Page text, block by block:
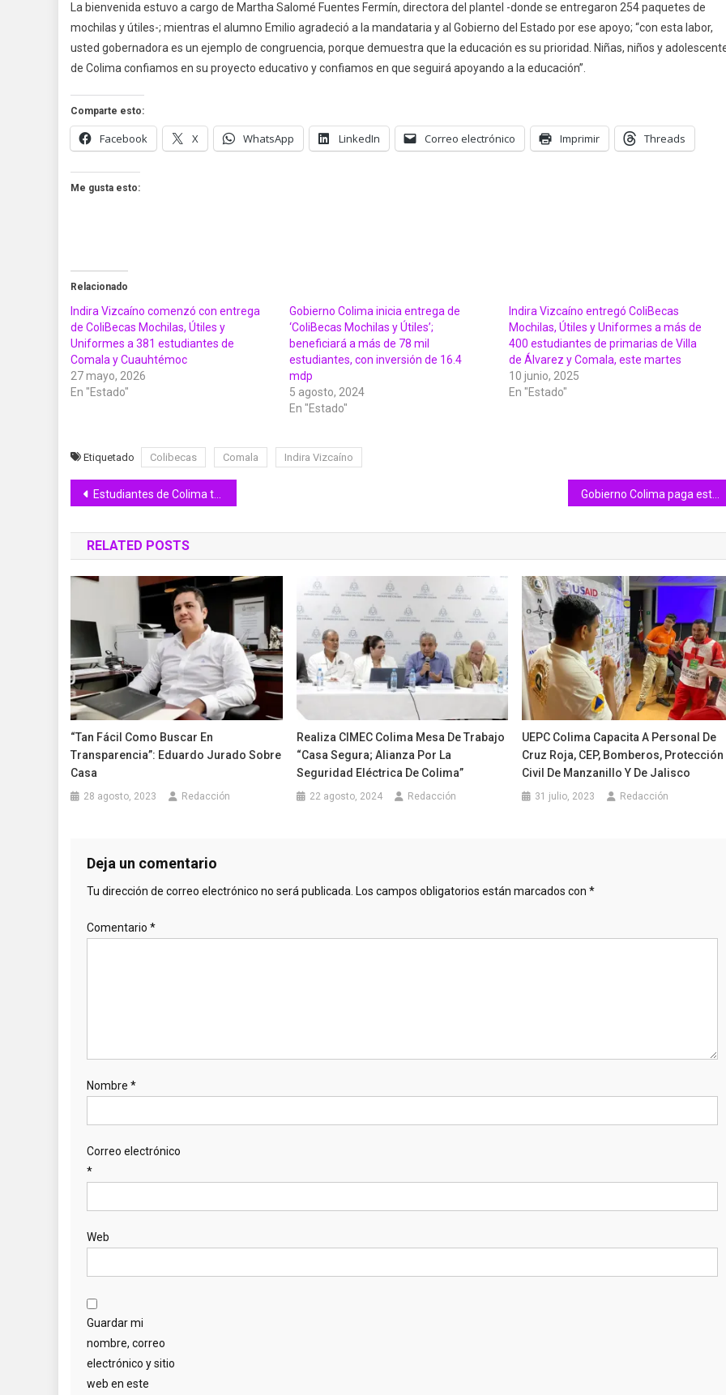
La bienvenida estuvo a cargo de Martha Salomé Fuentes Fermín, directora del plantel -donde se entregaron 254 paquetes de
mochilas y útiles-; mientras el alumno Emilio agradeció a la mandataria y al Gobierno del Estado por ese apoyo; “con esta labor,
usted gobernadora es un ejemplo de congruencia, porque demuestra que la educación es su prioridad. Niñas, niños y
de Colima confiamos en su proyecto educativo y confiamos en que seguirá apoyando a la educación”.
Comparte esto:
Facebook X WhatsApp LinkedIn Correo electrónico Imprimir Threads
Me gusta esto:
Relacionado
Indira Vizcaíno comenzó con entrega
de ColiBecas Mochilas, Útiles y
Uniformes a 381 estudiantes de
Comala y Cuauhtémoc
27 mayo, 2026
En "Estado"
Gobierno Colima inicia entrega de
‘ColiBecas Mochilas y Útiles’;
beneficiará a más de 78 mil
estudiantes, con inversión de 16.4
mdp
5 agosto, 2024
En "Estado"
Indira Vizcaíno entregó ColiBecas
Mochilas, Útiles y Uniformes a más de
400 estudiantes de primarias de Villa
de Álvarez y Comala, este martes
10 junio, 2025
En "Estado"
Etiquetado Colibecas Comala Indira Vizcaíno
Navegación
de
entradas
Estudiantes de Colima tendrán sus Libros de Texto Gratuitos al inicio del ciclo escolar 2023-2024 Gobierno Colima paga este viernes más de 22 mdp en retroactivo al magisterio estatal
RELATED POSTS
“Tan Fácil Como Buscar En
Transparencia”: Eduardo Jurado Sobre
Casa
28 agosto, 2023 Redacción
Realiza CIMEC Colima Mesa De Trabajo
“Casa Segura; Alianza Por La
Seguridad Eléctrica De Colima”
22 agosto, 2024 Redacción
UEPC Colima Capacita A Personal De
Cruz Roja, CEP, Bomberos, Protección
Civil De Manzanillo Y De Jalisco
31 julio, 2023 Redacción
Deja un comentario
Tu dirección de correo electrónico no será publicada. Los campos obligatorios están marcados con *
Comentario *
Nombre *
Correo electrónico
*
Web
Guardar mi
nombre, correo
electrónico y sitio
web en este